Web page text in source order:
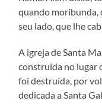
quando moribunda,
seu lado, que lhe
A igreja de Santa
construída no lugar
foi destruída, por
dedicada a Santa